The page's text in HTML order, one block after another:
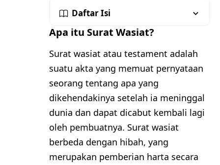
Daftar Isi
Apa itu Surat Wasiat?
Surat wasiat atau testament adalah
suatu akta yang memuat pernyataan
seorang tentang apa yang
dikehendakinya setelah ia meninggal
dunia dan dapat dicabut kembali lagi
oleh pembuatnya. Surat wasiat
berbeda dengan hibah, yang
merupakan pemberian harta secara